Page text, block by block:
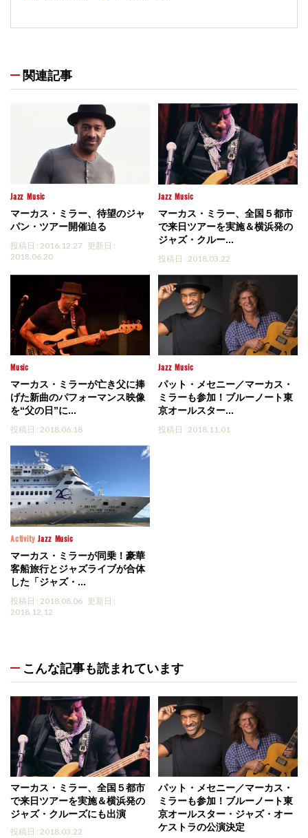
関連記事
Jazz Music
マーカス・ミラー、待望のジャ
パン・ツアー開催迫る
投稿日 : 2016.12.27 更新日 :
2018.06.20
Jazz Music
マーカス・ミラー、全国５都市
で来日ツアーを実施＆横浜発の
ジャズ・クルー...
投稿日 : 2018.03.22
Music
マーカス・ミラーが亡き父に捧
げた新曲のパフォーマンス映像
を“父の日”に...
投稿日 : 2018.06.18
Jazz Music
パット・メセニー／マーカス・
ミラーも参加！ブルーノート東
京オールスター...
投稿日 : 2018.11.01
Activity Jazz Music
マーカス・ミラーが同乗！豪華
客船旅行とジャズライブが合体
した「ジャズ・...
投稿日 : 2018.08.06 更新日 :
2018.12.12
こんな記事も読まれています
マーカス・ミラー、全国５都市
で来日ツアーを実施＆横浜発の
ジャズ・クルーズにも出演
投稿日 : 2018.03.22
パット・メセニー／マーカス・
ミラーも参加！ブルーノート東
京オールスター・ジャズ・オー
ケストラの公演決定